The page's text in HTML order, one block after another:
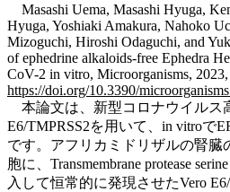
Masashi Uema, Masashi Hyuga,
Hyuga, Yoshiaki Amakura, Nahoko
Mizoguchi, Hiroshi Odaguchi, and
of ephedrine alkaloids-free Ephedra
CoV-2 in vitro, Microorganisms,
https://doi.org/10.3390/
本論文は、新型コロナウイルス
E6/TMPRSS2を用いて、in vitroで
です。アフリカミドリザルの腎臓
胞に、Transmembrane protease
入して恒常的に発現させたVero